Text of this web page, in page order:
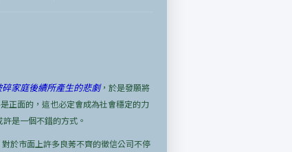
碎家庭後續所產生的悲劇，於是發願將
正面的，這也必定會成為社會穩定的力
許是一個不錯的方式。
於市面上許多良莠不齊的徵信公司不停